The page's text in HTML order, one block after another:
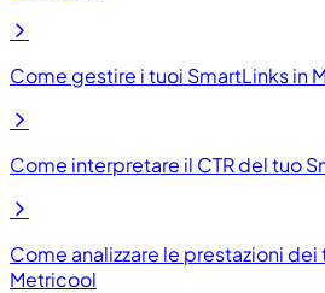
Come gestire i tuoi SmartLinks in
Come interpretare il CTR del tuo
Come analizzare le prestazioni dei
Metricool